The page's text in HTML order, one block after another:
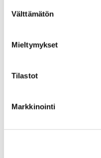
valinta
Välttämätön
Mieltymykset
Tilastot
Markkinointi